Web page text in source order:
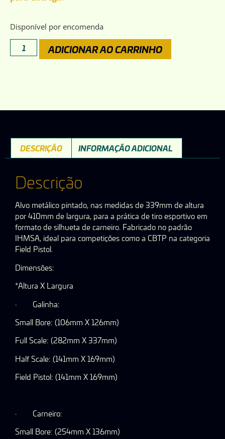
Disponível por encomenda
ADICIONAR AO CARRINHO
DESCRIÇÃO INFORMAÇÃO ADICIONAL
Descrição
Alvo metálico pintado, nas medidas de 339mm de altura
por 410mm de largura, para a prática de tiro esportivo em
formato de silhueta de carneiro. Fabricado no padrão
IHMSA, ideal para competições como a CBTP na categoria
Field Pistol.
Dimensões:
*Altura X Largura
· Galinha:
Small Bore: (106mm X 126mm)
Full Scale: (282mm X 337mm)
Half Scale: (141mm X 169mm)
Field Pistol: (141mm X 169mm)
· Carneiro:
Small Bore: (254mm X 136mm)